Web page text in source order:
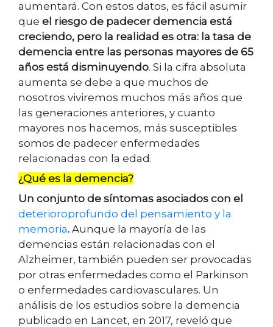
aumentará. Con estos datos, es fácil asumir
que el riesgo de padecer demencia está
creciendo, pero la realidad es otra: la tasa de
demencia entre las personas mayores de 65
años está disminuyendo. Si la cifra absoluta
aumenta se debe a que muchos de
nosotros viviremos muchos más años que
las generaciones anteriores, y cuanto
mayores nos hacemos, más susceptibles
somos de padecer enfermedades
relacionadas con la edad.
¿Qué es la demencia?
Un conjunto de síntomas asociados con el
deterioroprofundo del pensamiento y la
memoria. Aunque la mayoría de las
demencias están relacionadas con el
Alzheimer, también pueden ser provocadas
por otras enfermedades como el Parkinson
o enfermedades cardiovasculares. Un
análisis de los estudios sobre la demencia
publicado en Lancet, en 2017, reveló que